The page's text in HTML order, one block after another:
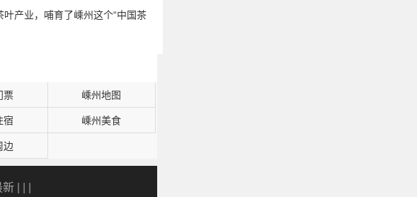
产业，哺育了嵊州这个“中国茶
票 嵊州地图
宿 嵊州美食
边
新| | |